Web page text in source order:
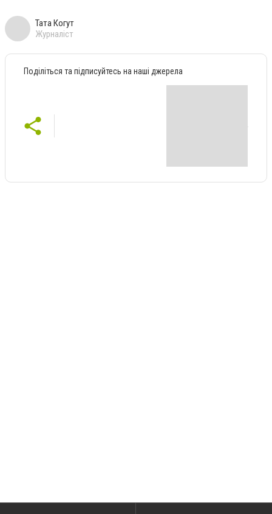
Тата Когут
Журналіст
Поділіться та підписуйтесь на наші джерела